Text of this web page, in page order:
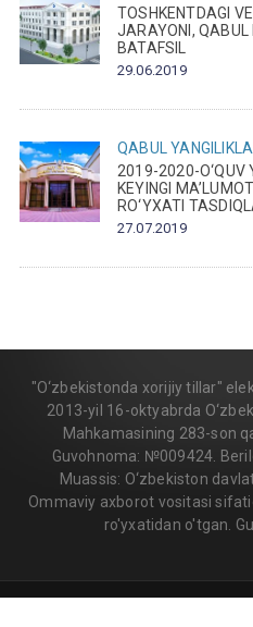
TOSHKENTDAGI
JARAYONI,
BATAFSIL
29.06.2019
QABUL
2019-2020-O‘QUV
KEYINGI
RO‘YXATI
27.07.2019
"O‘zbekistonda xorijiy tillar"
2013-yil 16-oktyabrda
Mahkamasining 283-son
Guvohnoma: №009424.
Muassis: O‘zbekiston
Ommaviy axborot vositasi
ro'yxatidan o'tgan.